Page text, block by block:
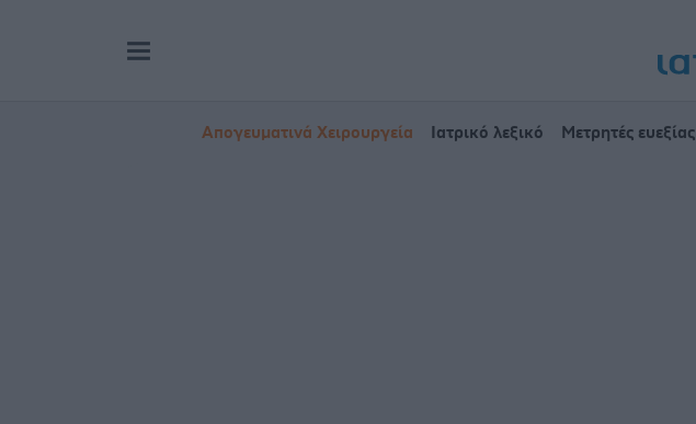
Απογευματινά Χειρουργεία Ιατρικό λεξικό Μετρητές ευεξίας